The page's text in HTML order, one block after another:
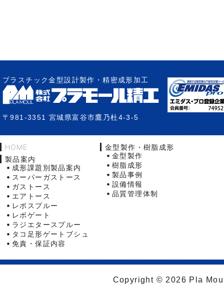
プラスチック金型設計製作・精密成形加工
〒981-3351 宮城県富谷市鷹乃杜4-3-5
HOME
製品案内
成形課題別製品案内
スーパーガストース
ガストース
エアトース
レボスプルー
レボゲート
ラジエタースプルー
タコ足形ゲートブシュ
免責・保証内容
金型製作・樹脂成形
金型製作
樹脂成形
製品事例
設備情報
品質管理体制
Copyright © 2026 Pla